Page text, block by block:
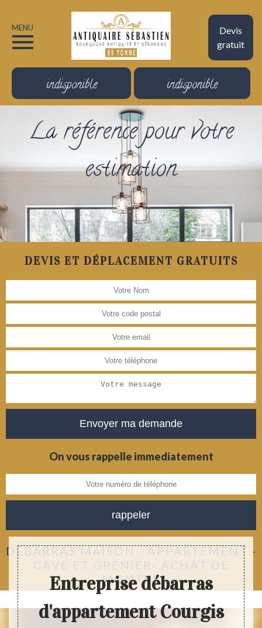
Devis
gratuit
MENU
indisponible indisponible
La référence pour votre
estimation
DEVIS ET DÉPLACEMENT GRATUITS
On vous rappelle immediatement
DÉBARRAS MAISON - APPARTEMENT -
CAVE ET GRENIER- ACHAT DE
MONTRE
Entreprise débarras
d'appartement Courgis